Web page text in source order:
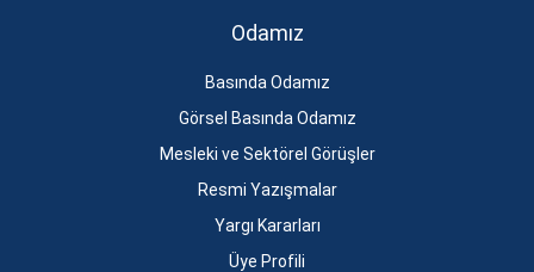
Odamız
Basında Odamız
Görsel Basında Odamız
Mesleki ve Sektörel Görüşler
Resmi Yazışmalar
Yargı Kararları
Üye Profili